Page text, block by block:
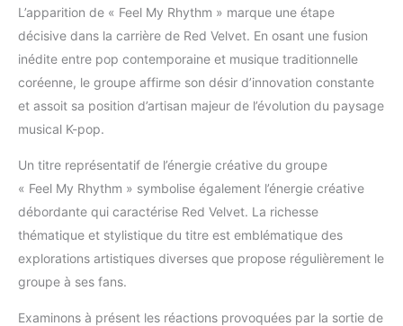
L’apparition de « Feel My Rhythm » marque une étape
décisive dans la carrière de Red Velvet. En osant une fusion
inédite entre pop contemporaine et musique traditionnelle
coréenne, le groupe affirme son désir d’innovation constante
et assoit sa position d’artisan majeur de l’évolution du paysage
musical K-pop.
Un titre représentatif de l’énergie créative du groupe
« Feel My Rhythm » symbolise également l’énergie créative
débordante qui caractérise Red Velvet. La richesse
thématique et stylistique du titre est emblématique des
explorations artistiques diverses que propose régulièrement le
groupe à ses fans.
Examinons à présent les réactions provoquées par la sortie de